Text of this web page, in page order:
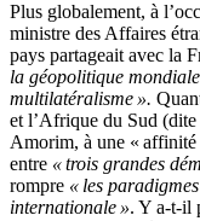
Plus globalement, à
ministre des Affaires
pays partageait avec la
la géopolitique mondiale
multilatéralisme ».
et l’Afrique du Sud
Amorim, à une « affinité
entre « trois grandes
rompre « les
internationale ». Y a-t-il